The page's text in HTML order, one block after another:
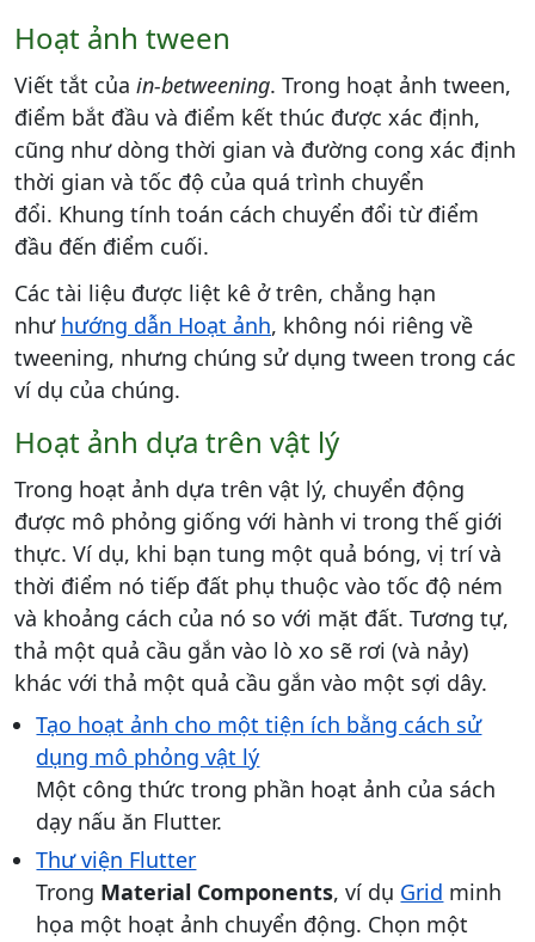
Hoạt ảnh tween
Viết tắt của in-betweening. Trong hoạt ảnh tween,
điểm bắt đầu và điểm kết thúc được xác định,
cũng như dòng thời gian và đường cong xác định
thời gian và tốc độ của quá trình chuyển
đổi. Khung tính toán cách chuyển đổi từ điểm
đầu đến điểm cuối.
Các tài liệu được liệt kê ở trên, chẳng hạn
như hướng dẫn Hoạt ảnh, không nói riêng về
tweening, nhưng chúng sử dụng tween trong các
ví dụ của chúng.
Hoạt ảnh dựa trên vật lý
Trong hoạt ảnh dựa trên vật lý, chuyển động
được mô phỏng giống với hành vi trong thế giới
thực. Ví dụ, khi bạn tung một quả bóng, vị trí và
thời điểm nó tiếp đất phụ thuộc vào tốc độ ném
và khoảng cách của nó so với mặt đất. Tương tự,
thả một quả cầu gắn vào lò xo sẽ ​​rơi (và nảy)
khác với thả một quả cầu gắn vào một sợi dây.
Tạo hoạt ảnh cho một tiện ích bằng cách sử
dụng mô phỏng vật lý
Một công thức trong phần hoạt ảnh của sách
dạy nấu ăn Flutter.
Thư viện Flutter
Trong Material Components, ví dụ Grid minh
họa một hoạt ảnh chuyển động. Chọn một